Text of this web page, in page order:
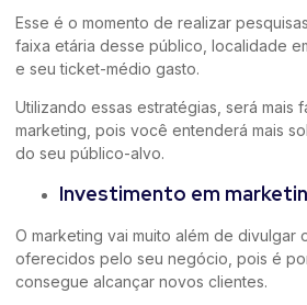
Esse é o momento de realizar
faixa etária desse público, localidade
e seu ticket-médio gasto.
Utilizando essas estratégias, será mais
marketing, pois você entenderá mais
do seu público-alvo.
Investimento em
O marketing vai muito além de divulgar
oferecidos pelo seu negócio, pois é
consegue alcançar novos clientes.